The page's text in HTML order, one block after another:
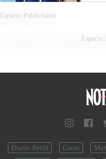
Espacio Publicitario
Diario Perfil Caras